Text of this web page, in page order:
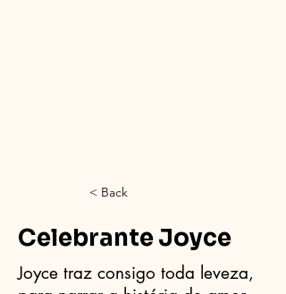
< Back
Celebrante Joyce
Joyce traz consigo toda leveza,